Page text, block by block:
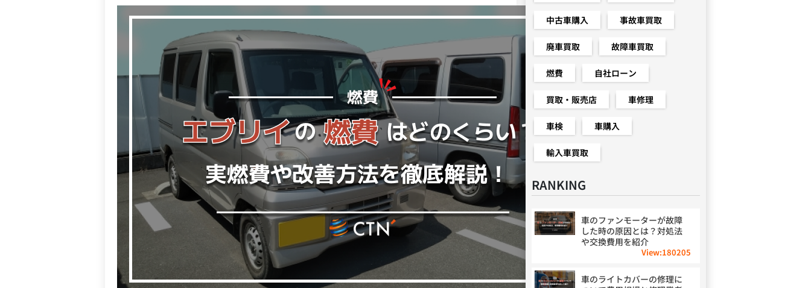
中古車購入 事故車買取
廃車買取 故障車買取
燃費 自社ローン
買取・販売店 車修理
車検 車購入
輸入車買取
RANKING
車のファンモーターが故障
した時の原因とは？対処法
や交換費用を紹介
View:180205
車のライトカバーの修理に